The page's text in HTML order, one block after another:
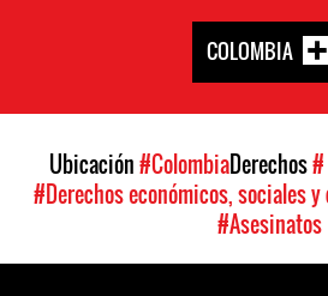
COLOMBIA
Ubicación#ColombiaDerechos
#Derechos económicos, sociales
#Asesinatos